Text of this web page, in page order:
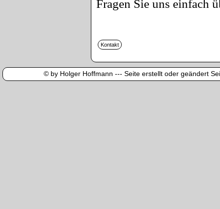
Fragen Sie uns einfach
© by Holger Hoffmann --- Seite erstellt oder geändert